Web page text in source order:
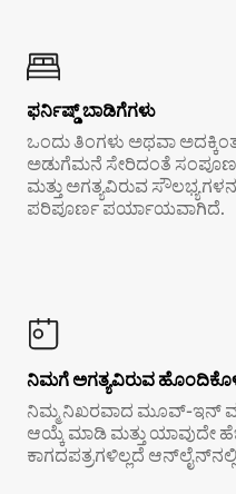
ಫರ್ನಿಷ್ಡ್ ಬಾಡಿಗೆಗಳು
ಒಂದು ತಿಂಗಳು ಅಥವಾ
ಅಡುಗೆಮನೆ ಸೇರಿದಂತೆ
ಮತ್ತು ಅಗತ್ಯವಿರುವ
ಪರಿಪೂರ್ಣ ಪರ್ಯಾಯವಾಗಿದೆ.
ನಿಮಗೆ ಅಗತ್ಯವಿರುವ
ನಿಮ್ಮ ನಿಖರವಾದ ಮೂವ್-ಇನ್
ಆಯ್ಕೆ ಮಾಡಿ ಮತ್ತು ಯಾವುದೇ
ಕಾಗದಪತ್ರಗಳಿಲ್ಲದೆ